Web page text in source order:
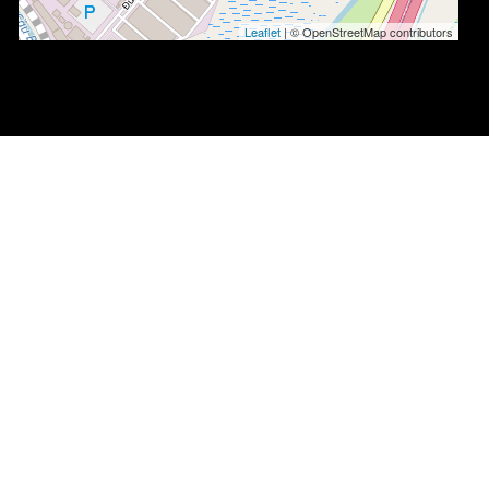
Leaflet| © OpenStreetMap contributors